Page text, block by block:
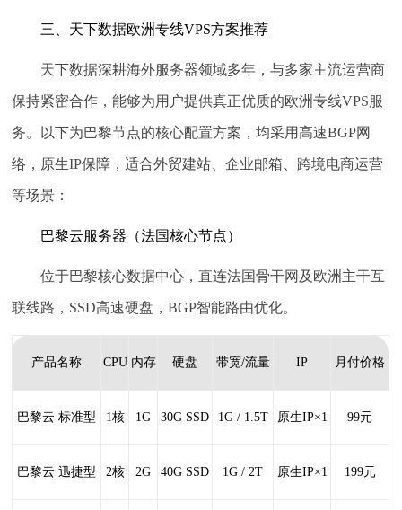
三、天下数据欧洲专线VPS方案推荐
天下数据深耕海外服务器领域多年，与多家主流运营商
保持紧密合作，能够为用户提供真正优质的欧洲专线VPS服
务。以下为巴黎节点的核心配置方案，均采用高速BGP网
络，原生IP保障，适合外贸建站、企业邮箱、跨境电商运营
等场景：
巴黎云服务器（法国核心节点）
位于巴黎核心数据中心，直连法国骨干网及欧洲主干互
联线路，SSD高速硬盘，BGP智能路由优化。
产品名称 CPU 内存 硬盘 带宽/流量 IP 月付价格
巴黎云 标准型 1核 1G 30G SSD 1G / 1.5T 原生IP×1 99元
巴黎云 迅捷型 2核 2G 40G SSD 1G / 2T 原生IP×1 199元